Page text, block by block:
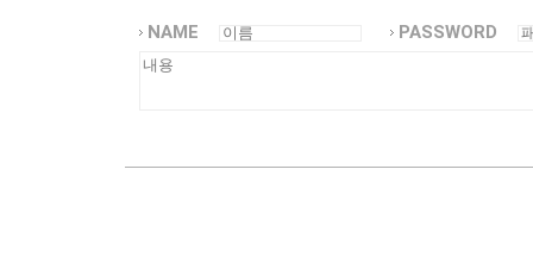
NAME
PASSWORD